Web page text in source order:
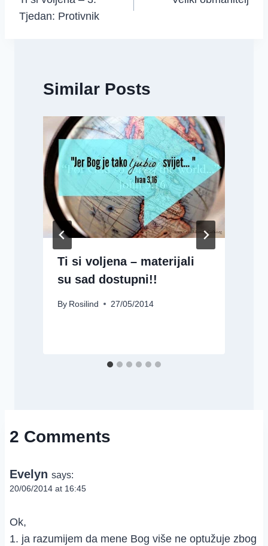
navigation
Tjedan: Protivnik
Similar Posts
Ti si voljena – materijali
su sad dostupni!!
By Rosilind 27/05/2014
2 Comments
Evelyn says:
20/06/2014 at 16:45
Ok,
1. ja razumijem da mene Bog više ne optužuje zbog